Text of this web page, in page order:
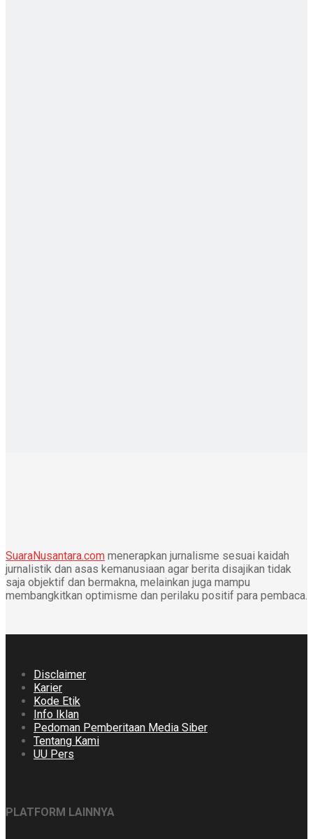
SuaraNusantara.com menerapkan jurnalisme sesuai kaidah
jurnalistik dan asas kemanusiaan agar berita disajikan tidak
saja objektif dan bermakna, melainkan juga mampu
membangkitkan optimisme dan perilaku positif para pembaca.
Disclaimer
Karier
Kode Etik
Info Iklan
Pedoman Pemberitaan Media Siber
Tentang Kami
UU Pers
PLATFORM LAINNYA